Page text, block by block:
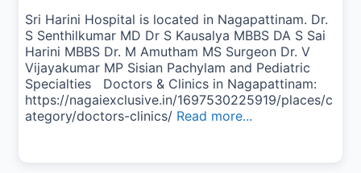
Sri Harini Hospital is located in Nagapattinam. Dr.
S Senthilkumar MD Dr S Kausalya MBBS DA S Sai
Harini MBBS Dr. M Amutham MS Surgeon Dr. V
Vijayakumar MP Sisian Pachylam and Pediatric
Specialties Doctors & Clinics in Nagapattinam:
https://nagaiexclusive.in/1697530225919/places/c
ategory/doctors-clinics/ Read more...